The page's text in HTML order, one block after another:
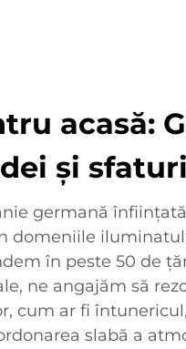
acasă:
și sfaturi
germană înființată
domeniile
în peste 50 de
ne angajăm să
cum ar fi
slabă a